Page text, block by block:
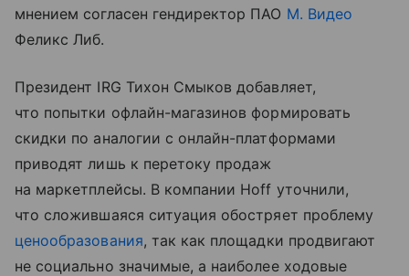
мнением согласен гендиректор ПАО М. Видео
Феликс Либ.
Президент IRG Тихон Смыков добавляет,
что попытки офлайн-магазинов формировать
скидки по аналогии с онлайн-платформами
приводят лишь к перетоку продаж
на маркетплейсы. В компании Hoff уточнили,
что сложившаяся ситуация обостряет проблему
ценообразования, так как площадки продвигают
не социально значимые, а наиболее ходовые